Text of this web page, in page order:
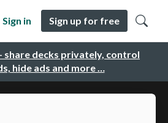
share decks privately, control
hide ads and more …
Sign in Sign up for free